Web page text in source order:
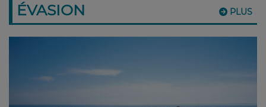
PLUS
ÉVASION